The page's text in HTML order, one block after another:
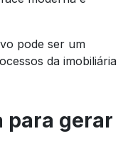
pode ser um
da imobiliária
para gerar